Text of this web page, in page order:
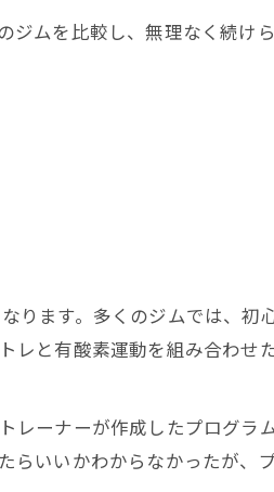
ジムを比較し、無理なく続け
ります。多くのジムでは、初
レと有酸素運動を組み合わせ
レーナーが作成したプログラ
らいいかわからなかったが、